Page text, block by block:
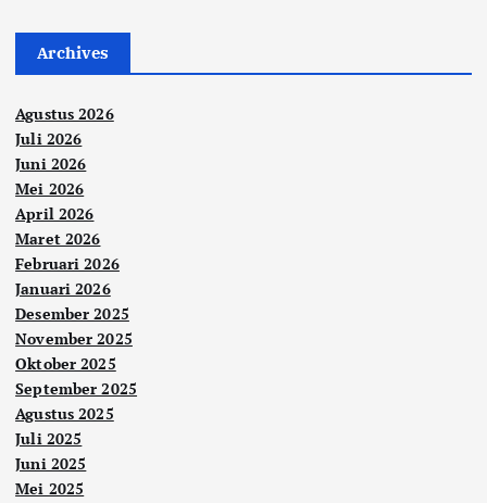
Archives
Agustus 2026
Juli 2026
Juni 2026
Mei 2026
April 2026
Maret 2026
Februari 2026
Januari 2026
Desember 2025
November 2025
Oktober 2025
September 2025
Agustus 2025
Juli 2025
Juni 2025
Mei 2025